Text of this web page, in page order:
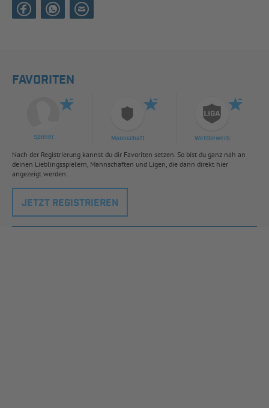
FAVORITEN
Spieler Mannschaft Wettbewerb
Nach der Registrierung kannst du dir Favoriten setzen. So bist du ganz nah an
deinen Lieblingsspielern, Mannschaften und Ligen, die dann direkt hier
angezeigt werden.
JETZT REGISTRIEREN